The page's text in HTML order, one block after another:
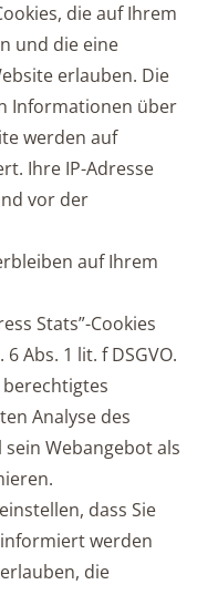
die auf Ihrem
und die eine
erlauben. Die
Informationen über
werden auf
Ihre IP-Adresse
vor der
auf Ihrem
Stats”-Cookies
Abs. 1 lit. f DSGVO.
Analyse des
Webangebot als
dass Sie
werden
die